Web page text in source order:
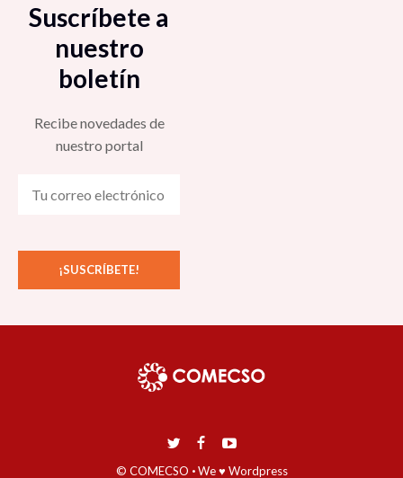
Suscríbete a
nuestro
boletín
Recibe novedades de
nuestro portal
© COMECSO ·We ♥ Wordpress